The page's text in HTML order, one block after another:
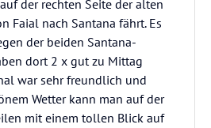
der rechten Seite der alten
Faial nach Santana fährt. Es
der beiden Santana-
dort 2 x gut zu Mittag
war sehr freundlich und
Wetter kann man auf der
mit einem tollen Blick auf